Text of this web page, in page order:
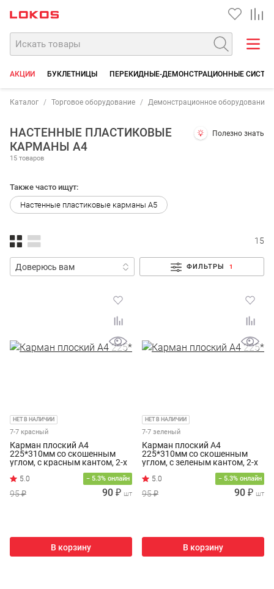
АКЦИИ БУКЛЕТНИЦЫ ПЕРЕКИДНЫЕ-ДЕМОНСТРАЦИОННЫЕ
Каталог Торговое оборудование Демонстрационное оборудование
НАСТЕННЫЕ ПЛАСТИКОВЫЕ
КАРМАНЫ А4
15 товаров
Полезно знать
Также часто ищут:
Настенные пластиковые карманы А5
15
ФИЛЬТРЫ 1
НЕТ В НАЛИЧИИ
7-7 красный
Карман плоский А4
225*310мм со скошенным
углом, с красным кантом, 2-х
сторонним скотчем
− 5.3% онлайн
95 ₽ 90 ₽ шт
В корзину
НЕТ В НАЛИЧИИ
7-7 зеленый
Карман плоский А4
225*310мм со скошенным
углом, с зеленым кантом, 2-х
сторонним скотчем
− 5.3% онлайн
95 ₽ 90 ₽ шт
В корзину